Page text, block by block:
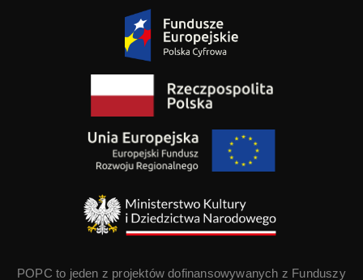
POPC to jeden z projektów dofinansowywanych z Funduszy